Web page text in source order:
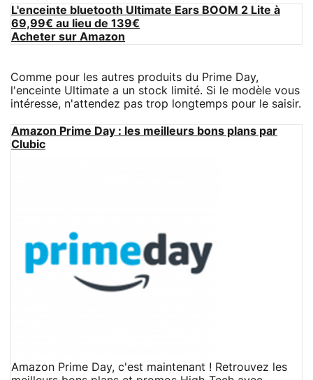
L'enceinte bluetooth Ultimate Ears BOOM 2 Lite à
69,99€ au lieu de 139€
Acheter sur Amazon
Comme pour les autres produits du Prime Day,
l'enceinte Ultimate a un stock limité. Si le modèle vous
intéresse, n'attendez pas trop longtemps pour le saisir.
Amazon Prime Day : les meilleurs bons plans par
Clubic
Amazon Prime Day, c'est maintenant ! Retrouvez les